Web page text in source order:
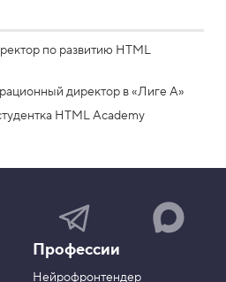
по развитию HTML
директор в «Лиге А»
HTML Academy
а
к
Н
а
ш
Профессии
Нейрофронтендер